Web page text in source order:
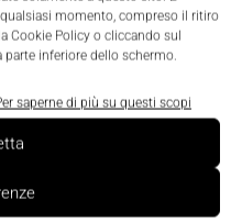
momento, compreso il ritiro
Cookie Policy o cliccando sul
inferiore dello schermo.
saperne di più su questi scopi
a livello globale)
artificialeguiderà la
qualità dell’intero
forse un po’ troppo
automazione
industriali fissi,